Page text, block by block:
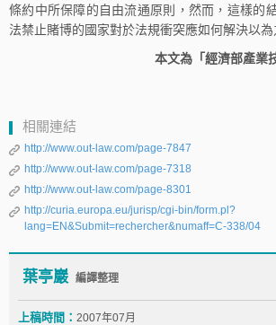
條約中所保障的自由流通原則，然而，這樣的
法禁止賭博的國家對於法規衝突應如何解決以為
本文為「經濟部產業
相關連結
http://www.out-law.com/page-7847
http://www.out-law.com/page-7318
http://www.out-law.com/page-8301
http://curia.europa.eu/jurisp/cgi-bin/form.pl?
lang=EN&Submit=rechercher&numaff=C-338/04
葉亭巖 編譯整理
上稿時間： 2007年07月